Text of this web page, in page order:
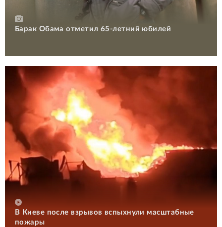
Барак Обама отметил 65-летний юбилей
В Киеве после взрывов вспыхнули масштабные
пожары